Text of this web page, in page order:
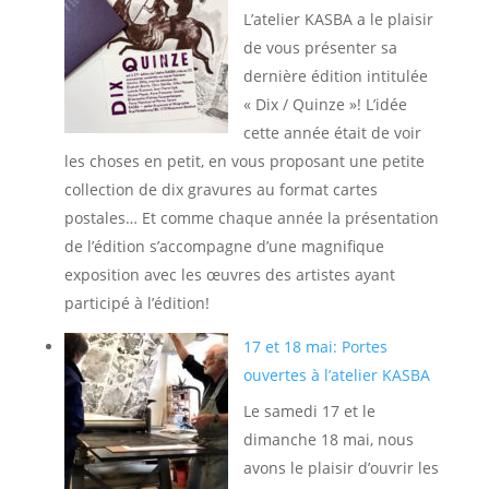
L’atelier KASBA a le plaisir
de vous présenter sa
dernière édition intitulée
« Dix / Quinze »! L’idée
cette année était de voir
les choses en petit, en vous proposant une petite
collection de dix gravures au format cartes
postales… Et comme chaque année la présentation
de l’édition s’accompagne d’une magnifique
exposition avec les œuvres des artistes ayant
participé à l’édition!
17 et 18 mai: Portes
ouvertes à l’atelier KASBA
Le samedi 17 et le
dimanche 18 mai, nous
avons le plaisir d’ouvrir les